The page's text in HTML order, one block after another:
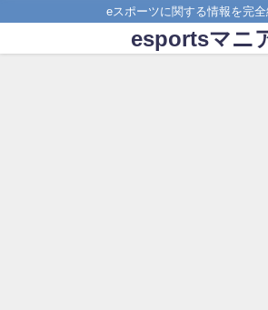
eスポーツに関する情報を完全
esportsマニ